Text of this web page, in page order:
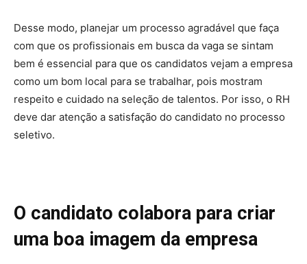
Desse modo, planejar um processo agradável que faça
com que os profissionais em busca da vaga se sintam
bem é essencial para que os candidatos vejam a empresa
como um bom local para se trabalhar, pois mostram
respeito e cuidado na seleção de talentos. Por isso, o RH
deve dar atenção a satisfação do candidato no processo
seletivo.
O candidato colabora para criar
uma boa imagem da empresa